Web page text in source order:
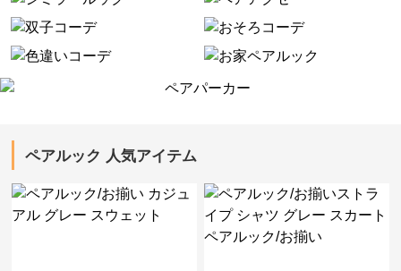
ペアルック 人気アイテム